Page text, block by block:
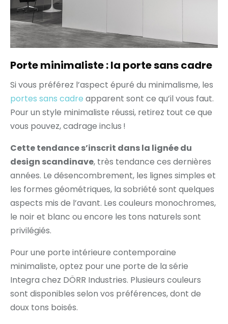
Porte minimaliste : la porte sans cadre
Si vous préférez l’aspect épuré du minimalisme, les
portes sans cadre apparent sont ce qu’il vous faut.
Pour un style minimaliste réussi, retirez tout ce que
vous pouvez, cadrage inclus !
Cette tendance s’inscrit dans la lignée du
design scandinave, très tendance ces dernières
années. Le désencombrement, les lignes simples et
les formes géométriques, la sobriété sont quelques
aspects mis de l’avant. Les couleurs monochromes,
le noir et blanc ou encore les tons naturels sont
privilégiés.
Pour une porte intérieure contemporaine
minimaliste, optez pour une porte de la série
Integra chez DÖRR Industries. Plusieurs couleurs
sont disponibles selon vos préférences, dont de
doux tons boisés.